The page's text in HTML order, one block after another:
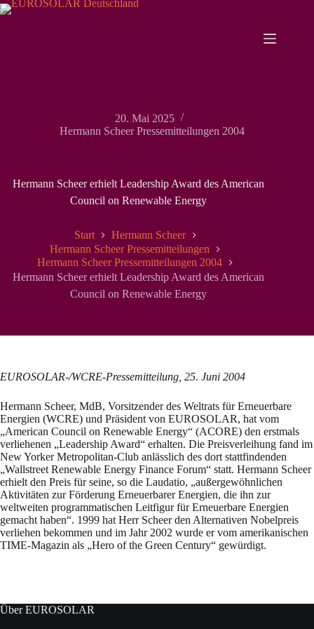
Zum
Inhalt
20. Mai 2025
Hermann Scheer Pressemitteilungen 2004
Hermann Scheer erhielt Leadership Award des American
Council on Renewable Energy
Start
Hermann Scheer
Hermann Scheer Pressemitteilungen
Hermann Scheer Pressemitteilungen 2004
Hermann Scheer erhielt Leadership Award des American
Council on Renewable Energy
EUROSOLAR-/WCRE-Pressemitteilung, 25. Juni 2004
Hermann Scheer, MdB, Vorsitzender des Weltrats für Erneuerbare
Energien (WCRE) und Präsident von EUROSOLAR, hat vom
„American Council on Renewable Energy“ (ACORE) den erstmals
verliehenen „Leadership Award“ erhalten. Die Preisverleihung fand im
New Yorker Metropolitan-Club anlässlich des dort stattfindenden
„Wallstreet Renewable Energy Finance Forum“ statt. Hermann Scheer
erhielt den Preis für seine, so die Laudatio, „außergewöhnlichen
Aktivitäten zur Förderung Erneuerbarer Energien, die ihn zur
weltweiten programmatischen Leitfigur für Erneuerbare Energien
gemacht haben“. 1999 hat Herr Scheer den Alternativen Nobelpreis
verliehen bekommen und im Jahr 2002 wurde er vom amerikanischen
TIME-Magazin als „Hero of the Green Century“ gewürdigt.
Über EUROSOLAR